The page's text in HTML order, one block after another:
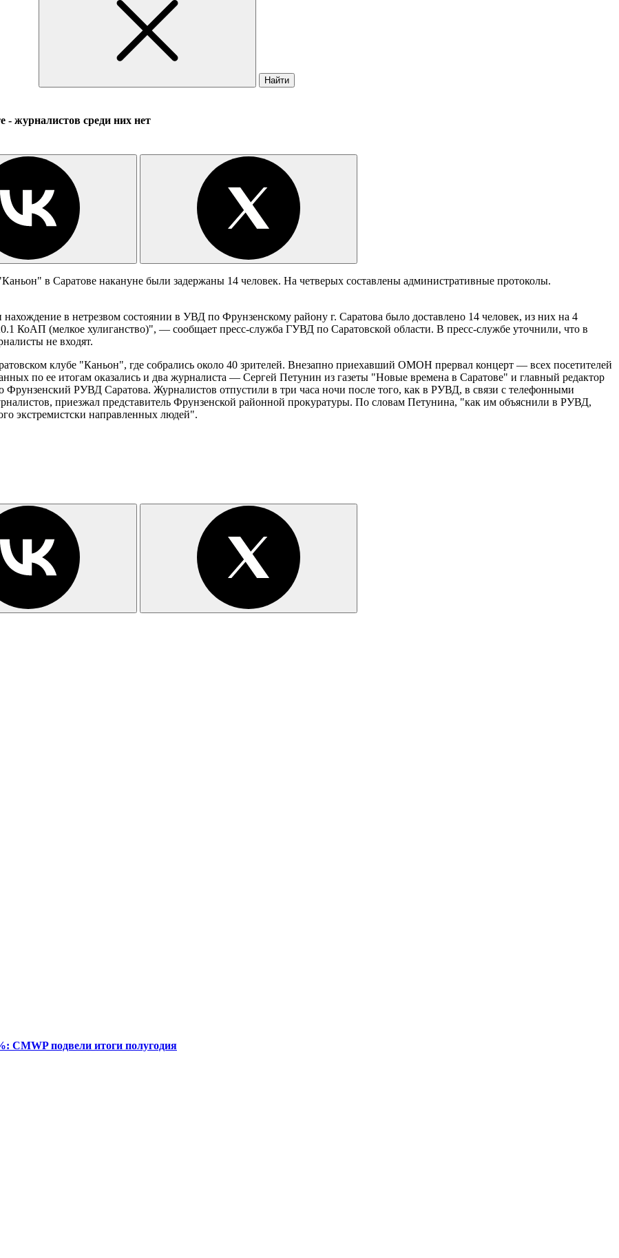
Найти
- журналистов среди них нет
в Саратове накануне были задержаны 14 человек. На четверых составлены административные протоколы.
в нетрезвом состоянии в УВД по Фрунзенскому району г. Саратова было доставлено 14 человек, из них на 4
КоАП (мелкое хулиганство)", — сообщает пресс-служба ГУВД по Саратовской области. В пресс-службе уточнили, что в
не входят.
клубе "Каньон", где собрались около 40 зрителей. Внезапно приехавший ОМОН прервал концерт — всех посетителей
по ее итогам оказались и два журналиста — Сергей Петунин из газеты "Новые времена в Саратове" и главный редактор
РУВД Саратова. Журналистов отпустили в три часа ночи после того, как в РУВД, в связи с телефонными
приезжал представитель Фрунзенской районной прокуратуры. По словам Петунина, "как им объяснили в РУВД,
экстремистски направленных людей".
CMWP подвели итоги полугодия